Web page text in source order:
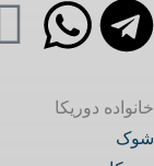
خانواده دوریکا
شوک